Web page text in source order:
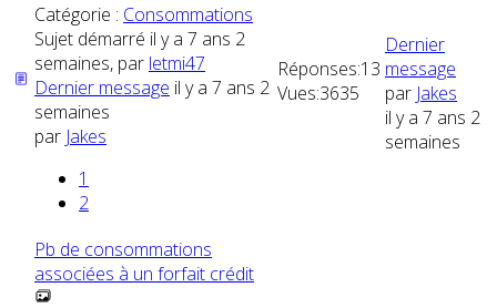
Catégorie : Consommations
Sujet démarré il y a 7 ans 2
semaines, par letmi47
Dernier message il y a 7 ans 2
semaines
par Jakes
1
2
Réponses:13
Vues:3635
Dernier
message
par Jakes
il y a 7 ans 2
semaines
Pb de consommations
associées à un forfait crédit